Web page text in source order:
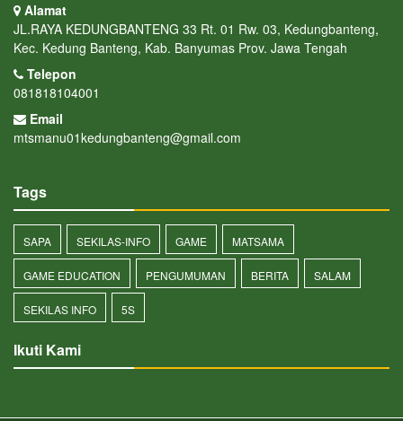
Alamat
JL.RAYA KEDUNGBANTENG 33 Rt. 01 Rw. 03, Kedungbanteng,
Kec. Kedung Banteng, Kab. Banyumas Prov. Jawa Tengah
Telepon
081818104001
Email
mtsmanu01kedungbanteng@gmail.com
Tags
SAPA SEKILAS-INFO GAME MATSAMA
GAME EDUCATION PENGUMUMAN BERITA SALAM
SEKILAS INFO 5S
Ikuti Kami